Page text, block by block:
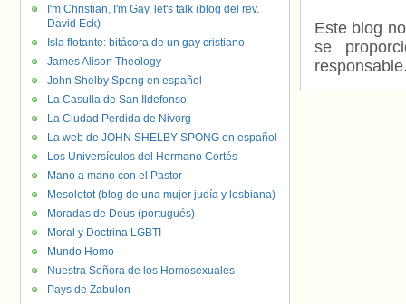
Este blog
se
I'm Christian, I'm Gay, let's talk (blog del rev.
David Eck)
Isla flotante: bitácora de un gay cristiano
James Alison Theology
John Shelby Spong en español
La Casulla de San Ildefonso
La Ciudad Perdida de Nivorg
La web de JOHN SHELBY SPONG en español
Los Universículos del Hermano Cortés
Mano a mano con el Pastor
Mesoletot (blog de una mujer judía y lesbiana)
Moradas de Deus (portugués)
Moral y Doctrina LGBTI
Mundo Homo
Nuestra Señora de los Homosexuales
Pays de Zabulon